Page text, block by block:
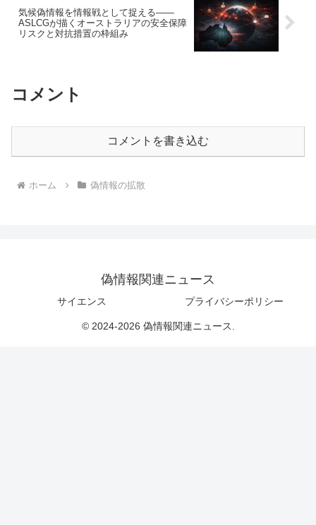
気候偽情報を情報戦として捉える——
ASLCGが描くオーストラリアの安全保障
リスクと対抗措置の枠組み
コメント
コメントを書き込む
ホーム 偽情報の拡散
偽情報関連ニュース
サイエンス プライバシーポリシー
© 2024-2026 偽情報関連ニュース.